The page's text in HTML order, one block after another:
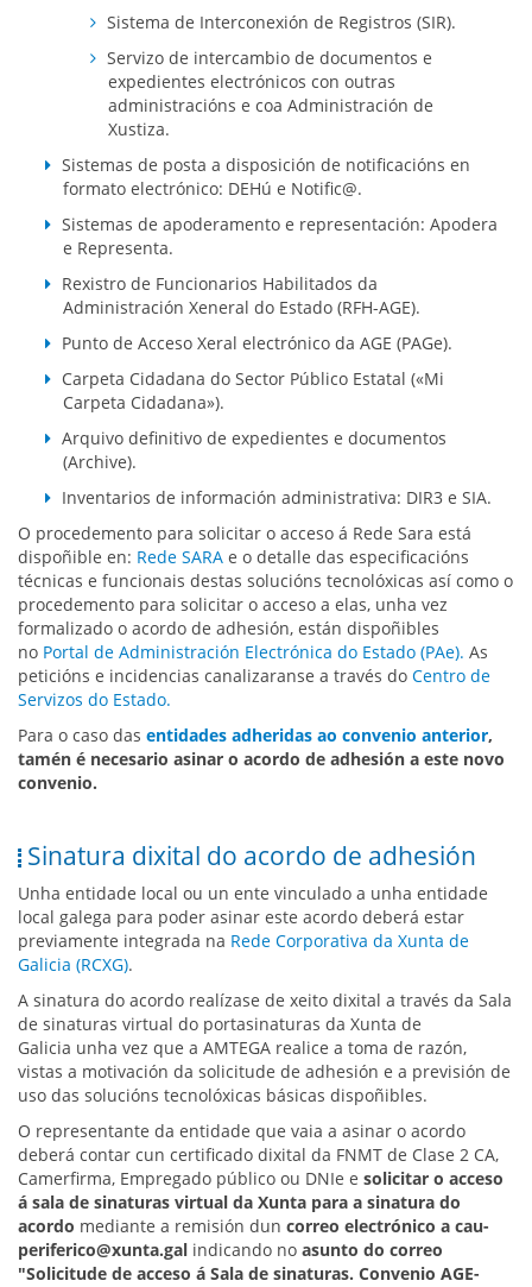
Sistema de Interconexión de Registros (SIR).
Servizo de intercambio de documentos e
expedientes electrónicos con outras
administracións e coa Administración de
Xustiza.
Sistemas de posta a disposición de notificacións en
formato electrónico: DEHú e Notific@.
Sistemas de apoderamento e representación: Apodera
e Representa.
Rexistro de Funcionarios Habilitados da
Administración Xeneral do Estado (RFH-AGE).
Punto de Acceso Xeral electrónico da AGE (PAGe).
Carpeta Cidadana do Sector Público Estatal («Mi
Carpeta Cidadana»).
Arquivo definitivo de expedientes e documentos
(Archive).
Inventarios de información administrativa: DIR3 e SIA.
O procedemento para solicitar o acceso á Rede Sara está
dispoñible en: Rede SARA e o detalle das especificacións
técnicas e funcionais destas solucións tecnolóxicas así como o
procedemento para solicitar o acceso a elas, unha vez
formalizado o acordo de adhesión, están dispoñibles
no Portal de Administración Electrónica do Estado (PAe). As
peticións e incidencias canalizaranse a través do Centro de
Servizos do Estado.
Para o caso das entidades adheridas ao convenio anterior,
tamén é necesario asinar o acordo de adhesión a este novo
convenio.
Sinatura dixital do acordo de adhesión
Unha entidade local ou un ente vinculado a unha entidade
local galega para poder asinar este acordo deberá estar
previamente integrada na Rede Corporativa da Xunta de
Galicia (RCXG).
A sinatura do acordo realízase de xeito dixital a través da Sala
de sinaturas virtual do portasinaturas da Xunta de
Galicia unha vez que a AMTEGA realice a toma de razón,
vistas a motivación da solicitude de adhesión e a previsión de
uso das solucións tecnolóxicas básicas dispoñibles.
O representante da entidade que vaia a asinar o acordo
deberá contar cun certificado dixital da FNMT de Clase 2 CA,
Camerfirma, Empregado público ou DNIe e solicitar o acceso
á sala de sinaturas virtual da Xunta para a sinatura do
acordo mediante a remisión dun correo electrónico a cau-
periferico@xunta.gal indicando no asunto do correo
"Solicitude de acceso á Sala de sinaturas. Convenio AGE-